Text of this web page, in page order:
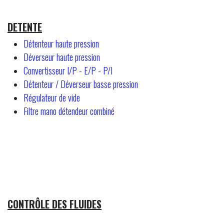
DETENTE
Détenteur haute pression
Déverseur haute pression
Convertisseur I/P - E/P - P/I
Détenteur / Déverseur basse pression
Régulateur de vide
Filtre mano détendeur combiné
CONTRÔLE DES FLUIDES